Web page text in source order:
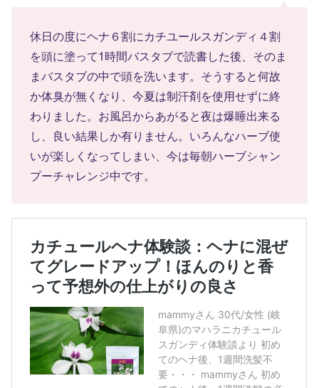
休日の度にヘナ６割にカチユールスガンディ４割
を頭に塗って1時間バスタブで読書した後、そのま
まバスタブの中で頭を洗います。そうすると何故
か体臭が無くなり、今夏は制汗剤を使用せずに終
わりました。お風呂からあがると夜は爆睡出来る
し、良い結果しか有りません。いろんなハーブ使
いが楽しくなってしまい、今は毎朝ハーブシャン
プーチャレンジ中です。